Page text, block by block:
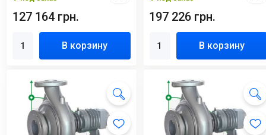
127 164 грн.
В корзину
197 226 грн.
В корзину